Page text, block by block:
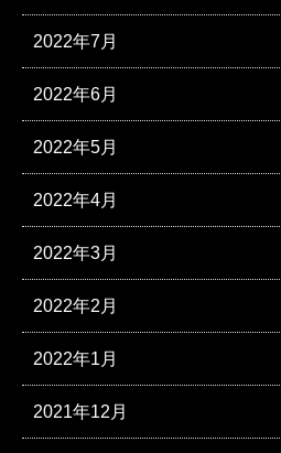
2022年7月
2022年6月
2022年5月
2022年4月
2022年3月
2022年2月
2022年1月
2021年12月